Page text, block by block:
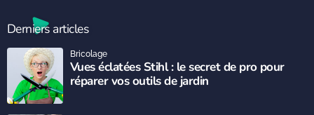
Derniers articles
Vues éclatées Stihl : le secret de pro pour
réparer vos outils de jardin
Bricolage